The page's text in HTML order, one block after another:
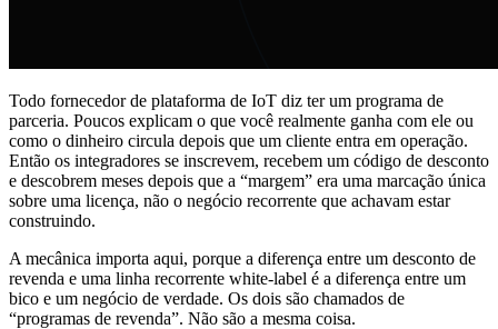
Todo fornecedor de plataforma de IoT diz ter um programa de
parceria. Poucos explicam o que você realmente ganha com ele ou
como o dinheiro circula depois que um cliente entra em operação.
Então os integradores se inscrevem, recebem um código de desconto
e descobrem meses depois que a “margem” era uma marcação única
sobre uma licença, não o negócio recorrente que achavam estar
construindo.
A mecânica importa aqui, porque a diferença entre um desconto de
revenda e uma linha recorrente white-label é a diferença entre um
bico e um negócio de verdade. Os dois são chamados de
“programas de revenda”. Não são a mesma coisa.